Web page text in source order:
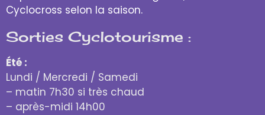
Cyclocross selon la saison.
Sorties Cyclotourisme :
Été :
Lundi / Mercredi / Samedi
– matin 7h30 si très chaud
– après-midi 14h00